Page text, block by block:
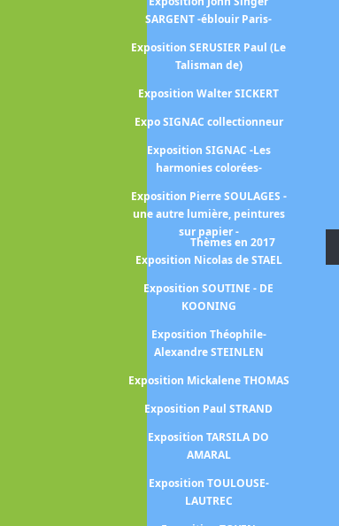
25
-a
-
-
-La
-
-
-le
SARGENT -éblouir Paris-
Exposition SERUSIER Paul (Le
Talisman de)
Exposition Walter SICKERT
Expo SIGNAC collectionneur
Exposition SIGNAC -Les
harmonies colorées-
Exposition Pierre SOULAGES -
une autre lumière, peintures
sur papier -
Exposition Nicolas de STAEL
Exposition SOUTINE - DE
KOONING
Exposition Théophile-
Alexandre STEINLEN
Exposition Mickalene THOMAS
Exposition Paul STRAND
Exposition TARSILA DO
AMARAL
Exposition TOULOUSE-
LAUTREC
Thèmes en 2017